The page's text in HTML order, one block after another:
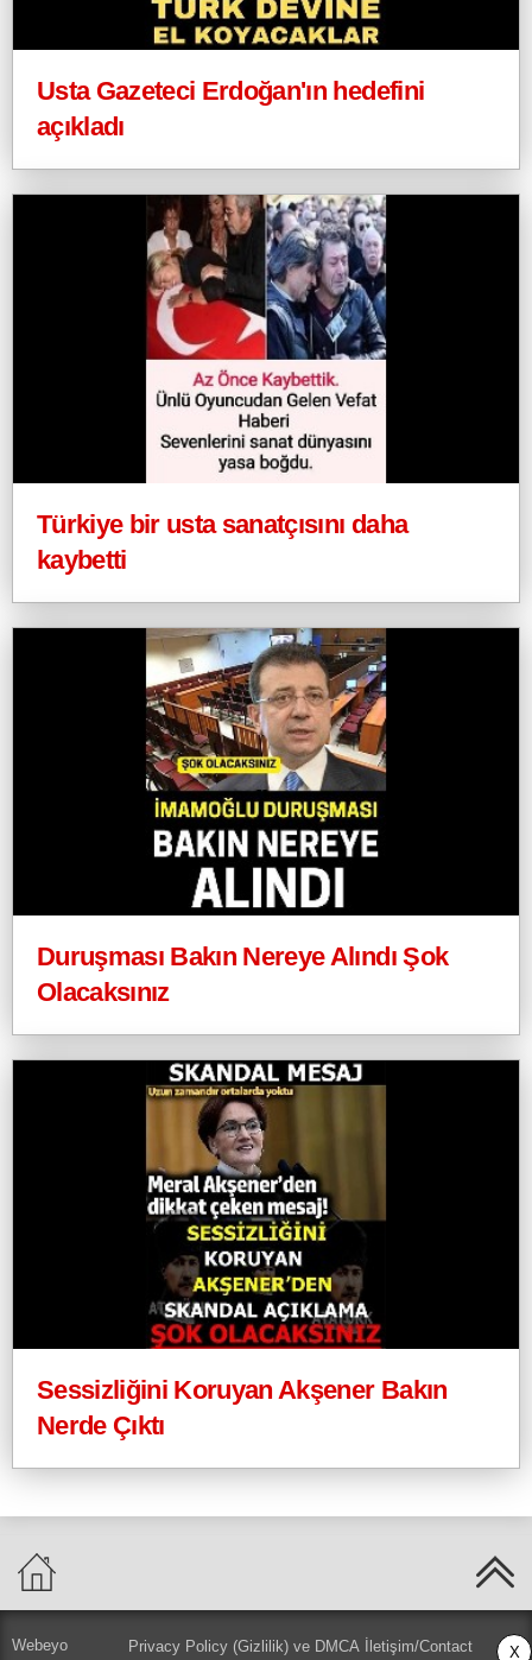
Usta Gazeteci Erdoğan'ın hedefini
açıkladı
Türkiye bir usta sanatçısını daha
kaybetti
Duruşması Bakın Nereye Alındı Şok
Olacaksınız
Sessizliğini Koruyan Akşener Bakın
Nerde Çıktı
Webeyo Privacy Policy (Gizlilik) ve DMCA İletişim/Contact X